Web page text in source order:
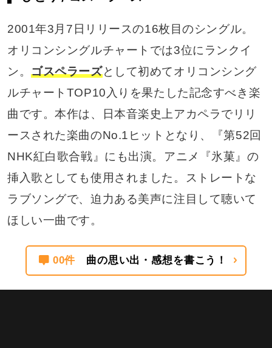
2001年3月7日リリースの16枚目のシングル。
オリコンシングルチャートでは3位にランクイ
ン。ゴスペラーズとして初めてオリコンシング
ルチャートTOP10入りを果たした記念すべき楽
曲です。本作は、日本音楽史上アカペラでリリ
ースされた楽曲のNo.1ヒットとなり、『第52回
NHK紅白歌合戦』にも出演。アニメ『氷菓』の
挿入歌としても使用されました。ストレートな
ラブソングで、迫力ある美声に注目して聴いて
ほしい一曲です。
00件 曲の思い出・感想を書こう！